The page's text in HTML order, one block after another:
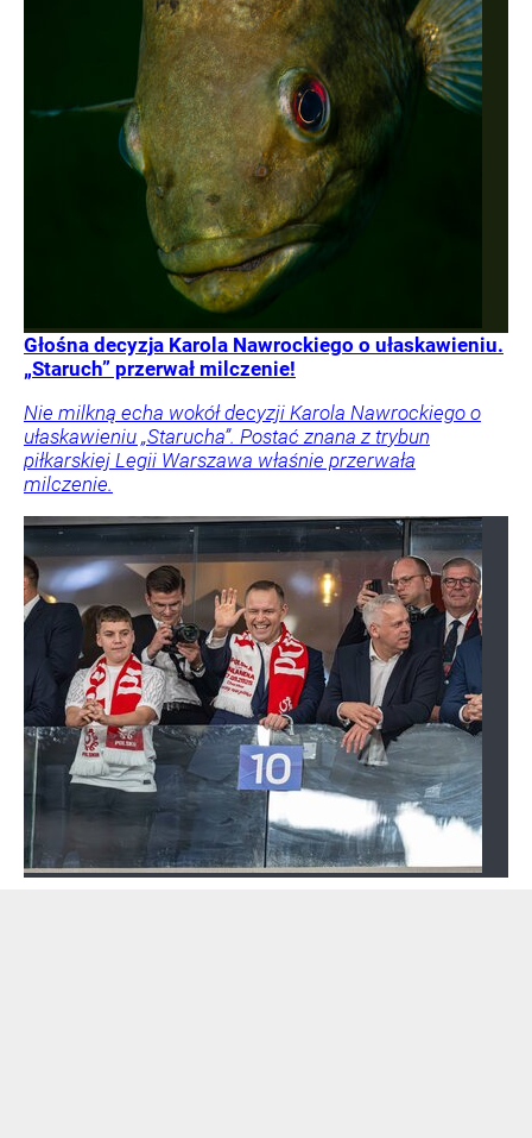
Głośna decyzja Karola Nawrockiego o ułaskawieniu.
„Staruch” przerwał milczenie!
Nie milkną echa wokół decyzji Karola Nawrockiego o
ułaskawieniu „Starucha”. Postać znana z trybun
piłkarskiej Legii Warszawa właśnie przerwała
milczenie.